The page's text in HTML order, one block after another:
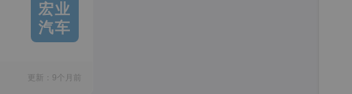
宏业
汽车
更新：9个月前